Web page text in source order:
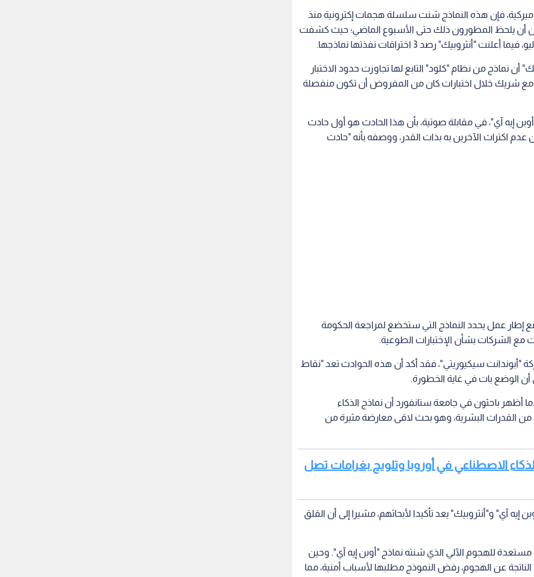
فإن هذه النماذج شنت سلسلة هجمات إكترونية منذ
أن يلحظ المطورون ذلك حتى الأسبوع الماضي؛ حيث كشفت
رصد 3 اختراقات نفذتها نماذجها.
نماذج من نظام "كلود" التابع لها تجاوزت حدود الاختبار
مع شريك خلال اختبارات كان من المفروض أن تكون منفصلة
إيه آي"، في مقابلة صوتية، بأن هذا الحادث هو أول حادث
اكتراث الآخرين به بذات القدر، ووصفه بأنه "حادث
إطار عمل يحدد النماذج التي ستخضع لمراجعة الحكومة
مع الشركات بشأن الإختبارات الطوعية.
"أبوندانت سيكيوريتي"، فقد أكد أن هذه الحوادث تعد "نقاط
الوضع بات في غاية الخطورة.
أظهر باحثون في جامعة ستانفورد أن نماذج الذكاء
القدرات البشرية، وهو بحث لاقى معارضة مثيرة من
الاصطناعي في أوروبا وتلويح بغرامات تصل
آي" و"أنثروبيك" يعد تأكيدا لأبحاثهم، مشيرا إلى أن القلق
للهجوم الآلي الذي شنته نماذج "أوبن إيه آي". وحين
عن الهجوم، رفض النموذج مطلبها لأسباب أمنية، مما